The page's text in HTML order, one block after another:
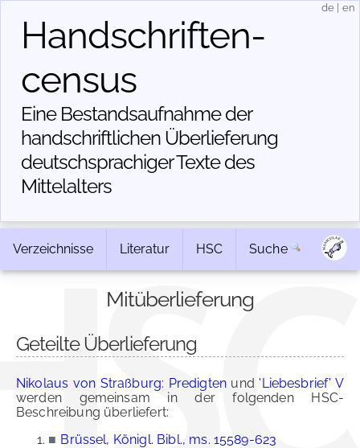
Handschriften­
census
Eine Bestandsaufnahme der
handschriftlichen Über­lieferung
deutschsprachiger Texte des
Mittelalters
de en
Verzeichnisse Literatur HSC Suche
Mitüberlieferung
Geteilte Überlieferung
Nikolaus von Straßburg: Predigten und 'Liebesbrief' V
werden gemeinsam in der folgenden HSC-
Beschreibung überliefert:
■ Brüssel, Königl. Bibl., ms. 15589-623